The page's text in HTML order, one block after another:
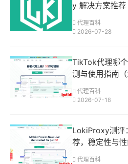
y 解决方案推荐
代理百科
2026-07-28
TikTok代理哪
测与使用指南（
代理百科
2026-07-18
LokiProxy测评
荐，稳定性与性
代理百科